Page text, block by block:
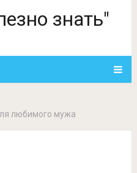
знать"
любимого мужа